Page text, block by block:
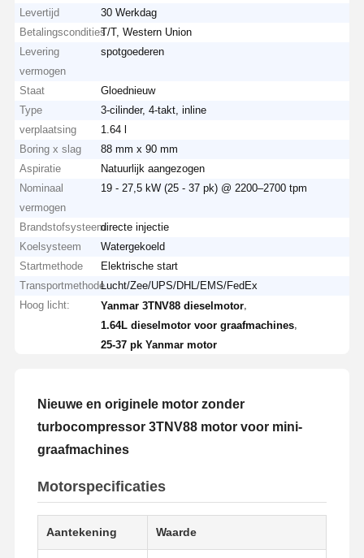
Levertijd
30 Werkdag
BetalingsconditiesT/T, Western Union
Levering
vermogen
spotgoederen
Staat
Gloednieuw
Type
3-cilinder, 4-takt, inline
verplaatsing
1.64 l
Boring x slag
88 mm x 90 mm
Aspiratie
Natuurlijk aangezogen
Nominaal
vermogen
19 - 27,5 kW (25 - 37 pk) @ 2200–2700 tpm
Brandstofsysteemdirecte injectie
Koelsysteem
Watergekoeld
Startmethode
Elektrische start
TransportmethodeLucht/Zee/UPS/DHL/EMS/FedEx
Hoog licht:
Yanmar 3TNV88 dieselmotor
1.64L dieselmotor voor graafmachines
25-37 pk Yanmar motor
Nieuwe en originele motor zonder
turbocompressor 3TNV88 motor voor mini-
graafmachines
Motorspecificaties
Aantekening Waarde